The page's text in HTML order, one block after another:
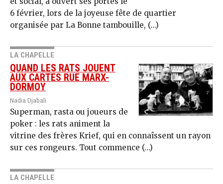
6 février, lors de la joyeuse fête de quartier
organisée par La Bonne tambouille, (…)
LA CHAPELLE
QUAND LES RATS JOUENT
AUX CARTES RUE MARX-
DORMOY
Nadia Djabali
Superman, rasta ou joueurs de
poker : les rats animent la
vitrine des frères Krief, qui en connaîssent un rayon
sur ces rongeurs. Tout commence (…)
LA CHAPELLE